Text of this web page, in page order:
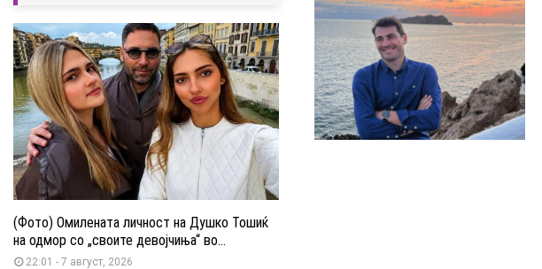
(Фото) Омилената личност на Душко Тошиќ
на одмор со „своите девојчиња“ во...
22:01 - 7 август, 2026